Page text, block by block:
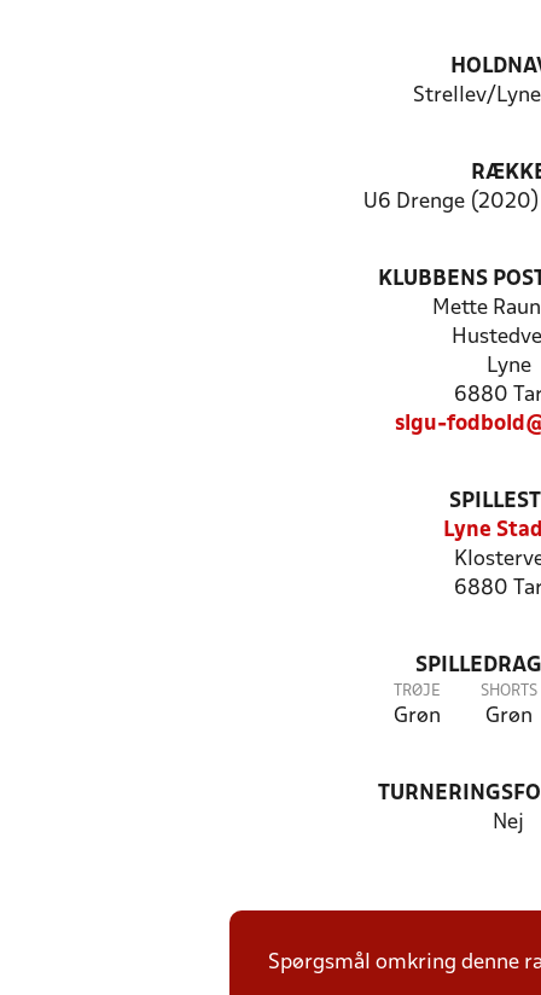
Strellev/Lyne
U6 Drenge
KLUBBENS
Mette
Lyne
6880
slgu-
Lyne
6880
TRØJE
Grøn
SHORTS
Grøn
Nej
Spørgsmål omkring denne